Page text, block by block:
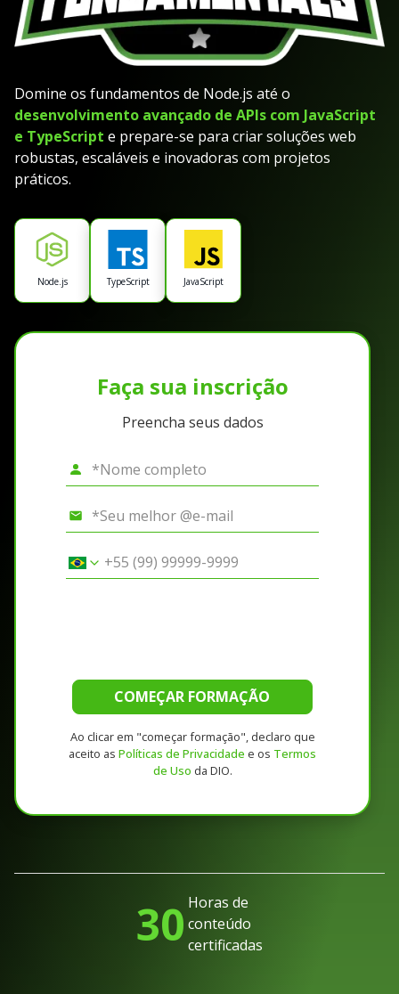
Domine os fundamentos de Node.js até o
desenvolvimento avançado de APIs com JavaScript
e TypeScript e prepare-se para criar soluções web
robustas, escaláveis e inovadoras com projetos
práticos.
Node.js TypeScript JavaScript
Faça sua inscrição
Preencha seus dados
COMEÇAR FORMAÇÃO
Ao clicar em "começar formação", declaro que
aceito as Políticas de Privacidade e os Termos
de Uso da DIO.
30 Horas de
conteúdo
certificadas